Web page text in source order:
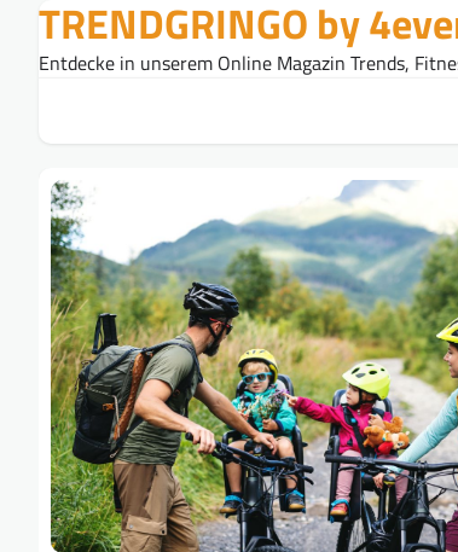
content
TRENDGRINGO by
Entdecke in unserem Online Magazin Trends,